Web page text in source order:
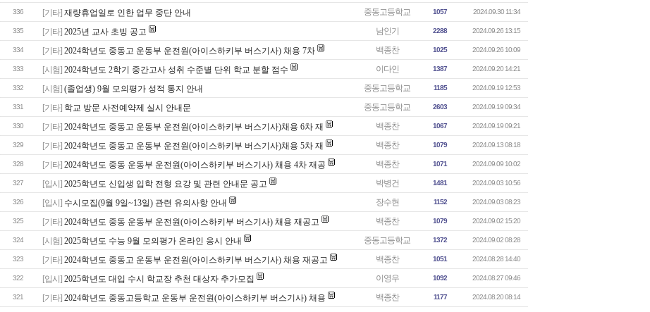
336 [기타] 재량휴업일로 인한 업무 중단 안내 중동고등학교 1057 2024.09.30 11:34
335 [기타] 2025년 교사 초빙 공고 남인기 2288 2024.09.26 13:15
334 [기타] 2024학년도 중동고 운동부 운전원(아이스하키부 버스기사) 채용 7차 백종찬 1025 2024.09.26 10:09
333 [시험] 2024학년도 2학기 중간고사 성취 수준별 단위 학교 분할 점수 이다인 1387 2024.09.20 14:21
332 [시험] (졸업생) 9월 모의평가 성적 통지 안내 중동고등학교 1185 2024.09.19 12:53
331 [기타] 학교 방문 사전예약제 실시 안내문 중동고등학교 2603 2024.09.19 09:34
330 [기타] 2024학년도 중동고 운동부 운전원(아이스하키부 버스기사)채용 6차 재 백종찬 1067 2024.09.19 09:21
329 [기타] 2024학년도 중동고 운동부 운전원(아이스하키부 버스기사)채용 5차 재 백종찬 1079 2024.09.13 08:18
328 [기타] 2024학년도 중동 운동부 운전원(아이스하키부 버스기사) 채용 4차 재공 백종찬 1071 2024.09.09 10:02
327 [입시] 2025학년도 신입생 입학 전형 요강 및 관련 안내문 공고 박병건 1481 2024.09.03 10:56
326 [입시] 수시모집(9월 9일~13일) 관련 유의사항 안내 장수현 1152 2024.09.03 08:23
325 [기타] 2024학년도 중동 운동부 운전원(아이스하키부 버스기사) 채용 재공고 백종찬 1079 2024.09.02 15:20
324 [시험] 2025학년도 수능 9월 모의평가 온라인 응시 안내 중동고등학교 1372 2024.09.02 08:28
323 [기타] 2024학년도 중동고 운동부 운전원(아이스하키부 버스기사) 채용 재공고 백종찬 1051 2024.08.28 14:40
322 [입시] 2025학년도 대입 수시 학교장 추천 대상자 추가모집 이영우 1092 2024.08.27 09:46
321 [기타] 2024학년도 중동고등학교 운동부 운전원(아이스하키부 버스기사) 채용 백종찬 1177 2024.08.20 08:14